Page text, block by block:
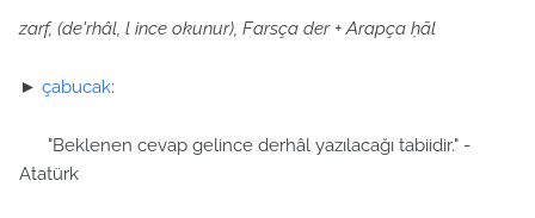
zarf, (de'rhâl, l ince okunur), Farsça der + Arapça ḥāl
► çabucak:
"Beklenen cevap gelince derhâl yazılacağı tabiidir." -
Atatürk